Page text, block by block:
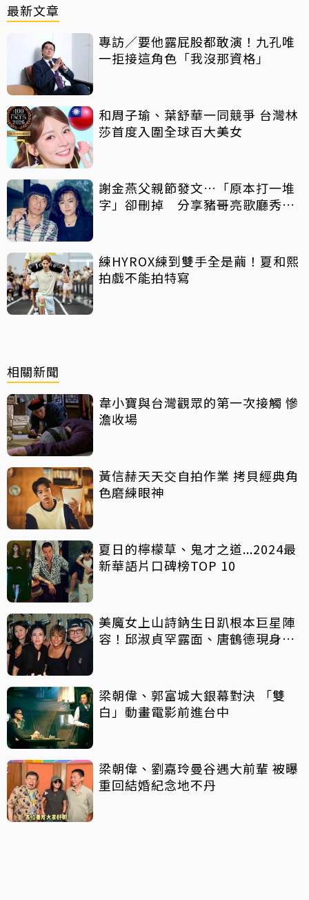
最新文章
專訪／要他露屁股都敢演！九孔唯
一拒接這角色「我沒那資格」
和周子瑜、葉舒華一同競爭 台灣林
莎首度入圍全球百大美女
謝金燕父親節發文…「原本打一堆
字」卻刪掉 分享豬哥亮歌廳秀歌
練HYROX練到雙手全是繭！夏和熙
拍戲不能拍特寫
相關新聞
韋小寶與台灣觀眾的第一次接觸 慘
澹收場
黃信赫天天交自拍作業 拷貝經典角
色磨練眼神
夏日的檸檬草、鬼才之道...2024最
新華語片口碑榜TOP 10
美魔女上山詩鈉生日趴根本巨星陣
容！邱淑貞罕露面、唐鶴德現身給
梁朝偉、郭富城大銀幕對決 「雙
白」動畫電影前進台中
梁朝偉、劉嘉玲曼谷遇大前輩 被曝
重回結婚紀念地不丹